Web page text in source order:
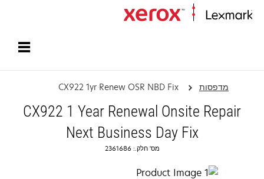
מדפסות CX922 1yr Renew OSR NBD Fix
CX922 1 Year Renewal Onsite Repair
Next Business Day Fix
מס' חלק.: 2361686